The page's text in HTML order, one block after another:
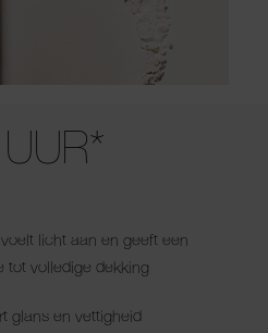
licht aan en geeft een
tot volledige dekking
glans en vettigheid